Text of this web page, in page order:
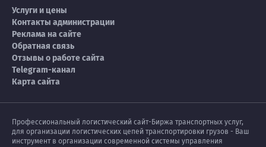
Услуги и цены
Контакты администрации
Реклама на сайте
Обратная связь
Отзывы о работе сайта
Telegram-канал
Карта сайта
Профессиональный логистический сайт-Биржа транспортных услуг,
для организации логистических цепей транспортировки грузов - Ваш
инструмент в организации современной системы управления